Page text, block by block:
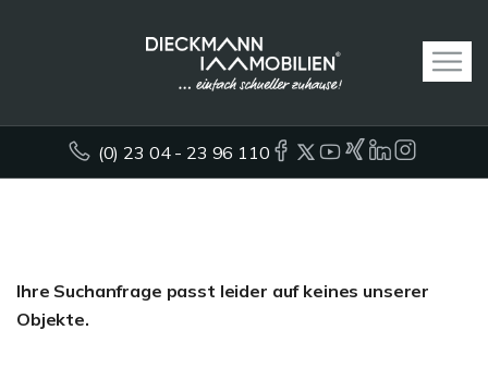
(0) 23 04 - 23 96 110
Ihre Suchanfrage passt leider auf keines unserer
Objekte.